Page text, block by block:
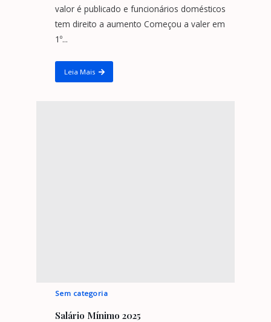
valor é publicado e funcionários domésticos
tem direito a aumento Começou a valer em
1º...
Leia Mais
Sem categoria
Salário Mínimo 2025